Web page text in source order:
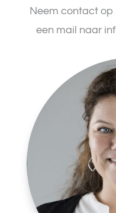
Neem contact
een mail naar